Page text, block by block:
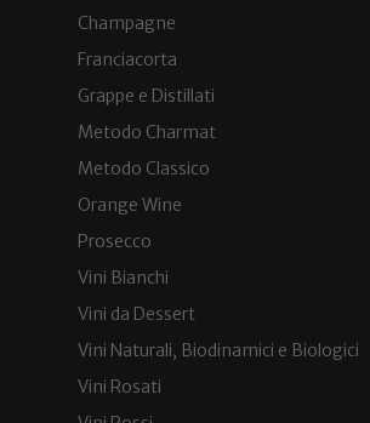
Champagne
Franciacorta
Grappe e Distillati
Metodo Charmat
Metodo Classico
Orange Wine
Prosecco
Vini Bianchi
Vini da Dessert
Vini Naturali, Biodinamici e Biologici
Vini Rosati